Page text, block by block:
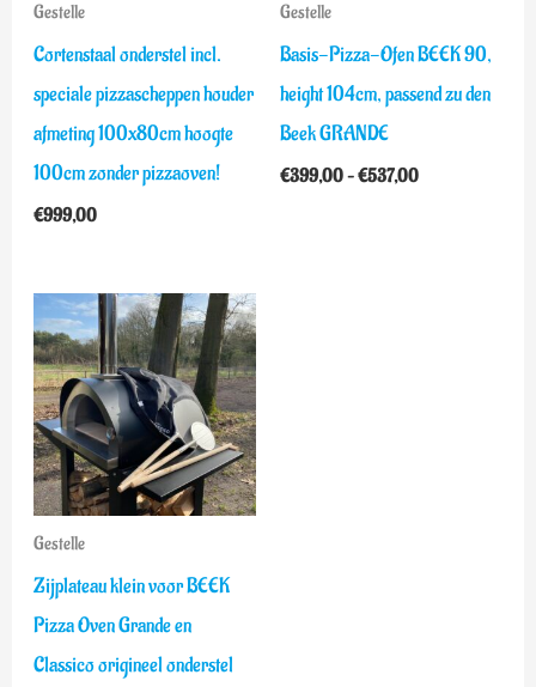
Gestelle
Cortenstaal onderstel incl.
speciale pizzascheppen houder
afmeting 100x80cm hoogte
100cm zonder pizzaoven!
€999,00
Gestelle
Basis-Pizza-Ofen BEEK 90,
height 104cm, passend zu den
Beek GRANDE
€399,00–€537,00
Gestelle
Zijplateau klein voor BEEK
Pizza Oven Grande en
Classico origineel onderstel